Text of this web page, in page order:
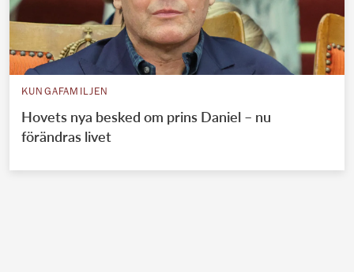
KUNGAFAMILJEN
Hovets nya besked om prins Daniel – nu
förändras livet